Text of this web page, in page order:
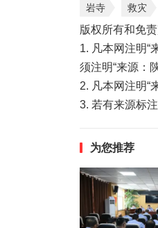
岩寺 救灾
版权所有和免
1. 凡本网注明“
须注明“来源：
2. 凡本网注明“
3. 若有来源标
为您推荐